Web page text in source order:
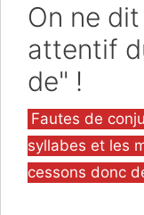
On ne
attentif
de" !
Catégories
Fautes de
syllabes et les
cessons donc